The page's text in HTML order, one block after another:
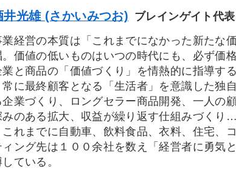
井光雄 (さかいみつお) ブレインゲイト代表
業経営の本質は「これまでになかった新たな
。価値の低いものはいつの時代にも、必ず価
業と商品の「価値づくり」を情熱的に指導す
に最終顧客となる「生活者」を意識した独
企業づくり、ロングセラー商品開発、一人の
みのある拡大、収益が繰り返す仕組みづくり
れまでに自動車、飲料食品、衣料、住宅、
ィング先は１００余社を数え「経営者に勇気
ている。